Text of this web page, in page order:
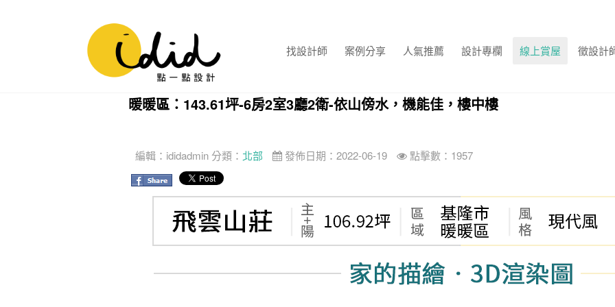
找設計師 案例分享 人氣推薦 設計專欄 線上賞屋 徵設計
暖暖區：143.61坪-6房2室3廳2衛-依山傍水，機能佳，樓中樓
編輯： ididadmin 分類： 北部 發佈日期：2022-06-19 點擊數：1957